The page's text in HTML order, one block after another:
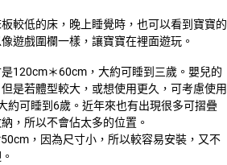
較低的床，晚上睡覺時，也可以看到寶寶的
遊戲圍欄一樣，讓寶寶在裡面遊玩。
120cm＊60cm，大約可睡到三歲。嬰兒的
是若體型較大，或想使用更久，可考慮使用
約可睡到6歲。近年來也有出現很多可摺疊
，所以不會佔太多的位置。
，因為尺寸小，所以較容易安裝，又不